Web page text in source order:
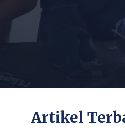
Artikel